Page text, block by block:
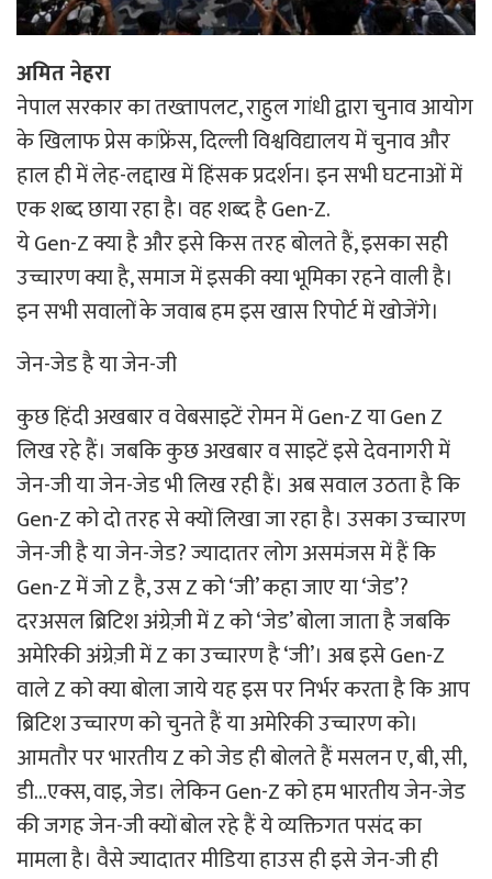
अमित नेहरा
नेपाल सरकार का तख्तापलट, राहुल गांधी द्वारा चुनाव आयोग
के खिलाफ प्रेस कांफ्रेंस, दिल्ली विश्वविद्यालय में चुनाव और
हाल ही में लेह-लद्दाख में हिंसक प्रदर्शन। इन सभी घटनाओं में
एक शब्द छाया रहा है। वह शब्द है Gen-Z.
ये Gen-Z क्या है और इसे किस तरह बोलते हैं, इसका सही
उच्चारण क्या है, समाज में इसकी क्या भूमिका रहने वाली है।
इन सभी सवालों के जवाब हम इस खास रिपोर्ट में खोजेंगे।
जेन-जेड है या जेन-जी
कुछ हिंदी अखबार व वेबसाइटें रोमन में Gen-Z या Gen Z
लिख रहे हैं। जबकि कुछ अखबार व साइटें इसे देवनागरी में
जेन-जी या जेन-जेड भी लिख रही हैं। अब सवाल उठता है कि
Gen-Z को दो तरह से क्यों लिखा जा रहा है। उसका उच्चारण
जेन-जी है या जेन-जेड? ज्यादातर लोग असमंजस में हैं कि
Gen-Z में जो Z है, उस Z को ‘जी’ कहा जाए या ‘जेड’?
दरअसल ब्रिटिश अंग्रेज़ी में Z को ‘जेड’ बोला जाता है जबकि
अमेरिकी अंग्रेज़ी में Z का उच्चारण है ‘जी’। अब इसे Gen-Z
वाले Z को क्या बोला जाये यह इस पर निर्भर करता है कि आप
ब्रिटिश उच्चारण को चुनते हैं या अमेरिकी उच्चारण को।
आमतौर पर भारतीय Z को जेड ही बोलते हैं मसलन ए, बी, सी,
डी…एक्स, वाइ, जेड। लेकिन Gen-Z को हम भारतीय जेन-जेड
की जगह जेन-जी क्यों बोल रहे हैं ये व्यक्तिगत पसंद का
मामला है। वैसे ज्यादातर मीडिया हाउस ही इसे जेन-जी ही